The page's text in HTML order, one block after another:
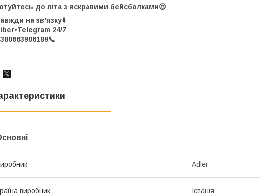
до літа з яскравими бейсболками😍
на зв'язку⬇️
24/7
Adler
виробник Іспанія